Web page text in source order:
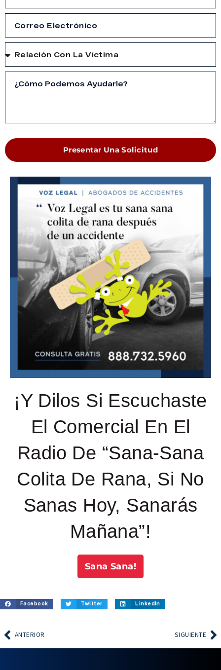
Presentar Una Solicitud
¡Y Dilos Si Escuchaste
El Comercial En El
Radio De “Sana-Sana
Colita De Rana, Si No
Sanas Hoy, Sanarás
Mañana”!
Sana Sana!
Facebook Twitter LinkedIn
ANTERIOR SIGUIENTE